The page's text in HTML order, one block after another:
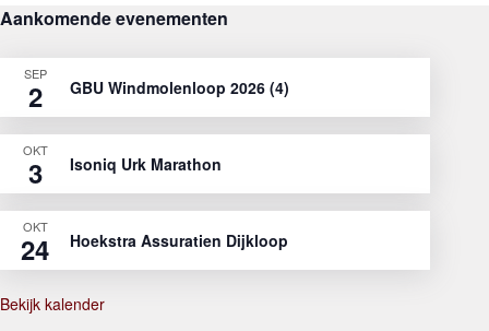
Aankomende evenementen
SEP
2 GBU Windmolenloop 2026 (4)
OKT
3 Isoniq Urk Marathon
OKT
24 Hoekstra Assuratien Dijkloop
Bekijk kalender